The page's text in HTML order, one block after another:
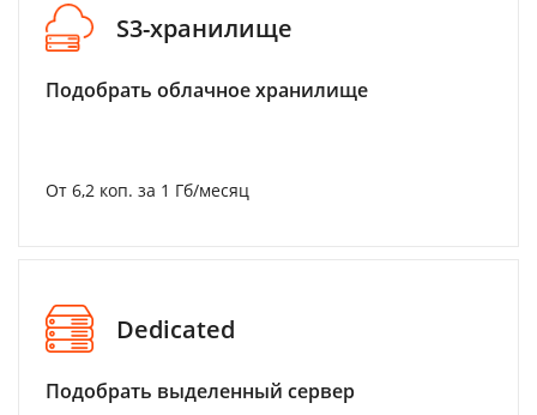
S3-хранилище
Подобрать облачное хранилище
От 6,2 коп. за 1 Гб/месяц
Dedicated
Подобрать выделенный сервер